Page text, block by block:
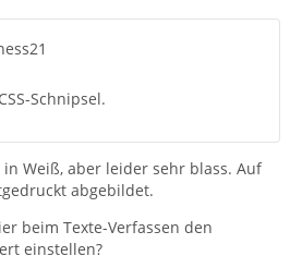
Schnipsel.
Weiß, aber leider sehr blass. Auf
abgebildet.
beim Texte-Verfassen den
einstellen?